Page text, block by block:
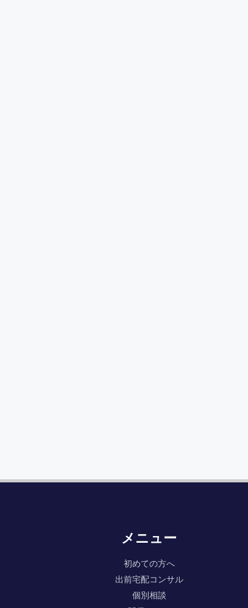
メニュー
初めての方へ
出前宅配コンサル
個別相談